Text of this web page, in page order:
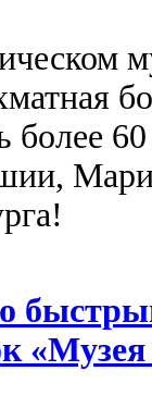
более
«Музея